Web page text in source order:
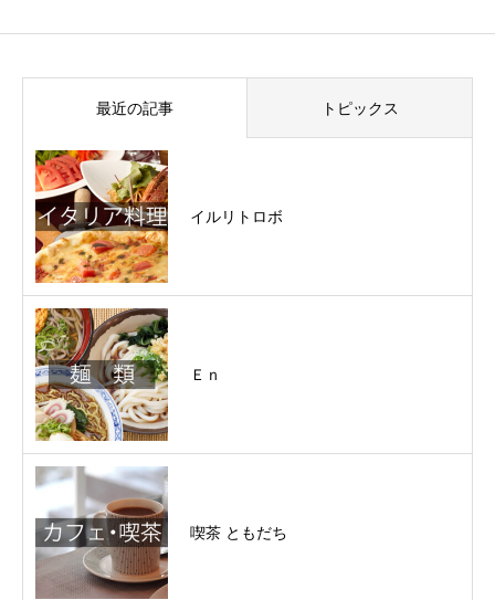
最近の記事 トピックス
イルリトロボ
Ｅｎ
喫茶 ともだち